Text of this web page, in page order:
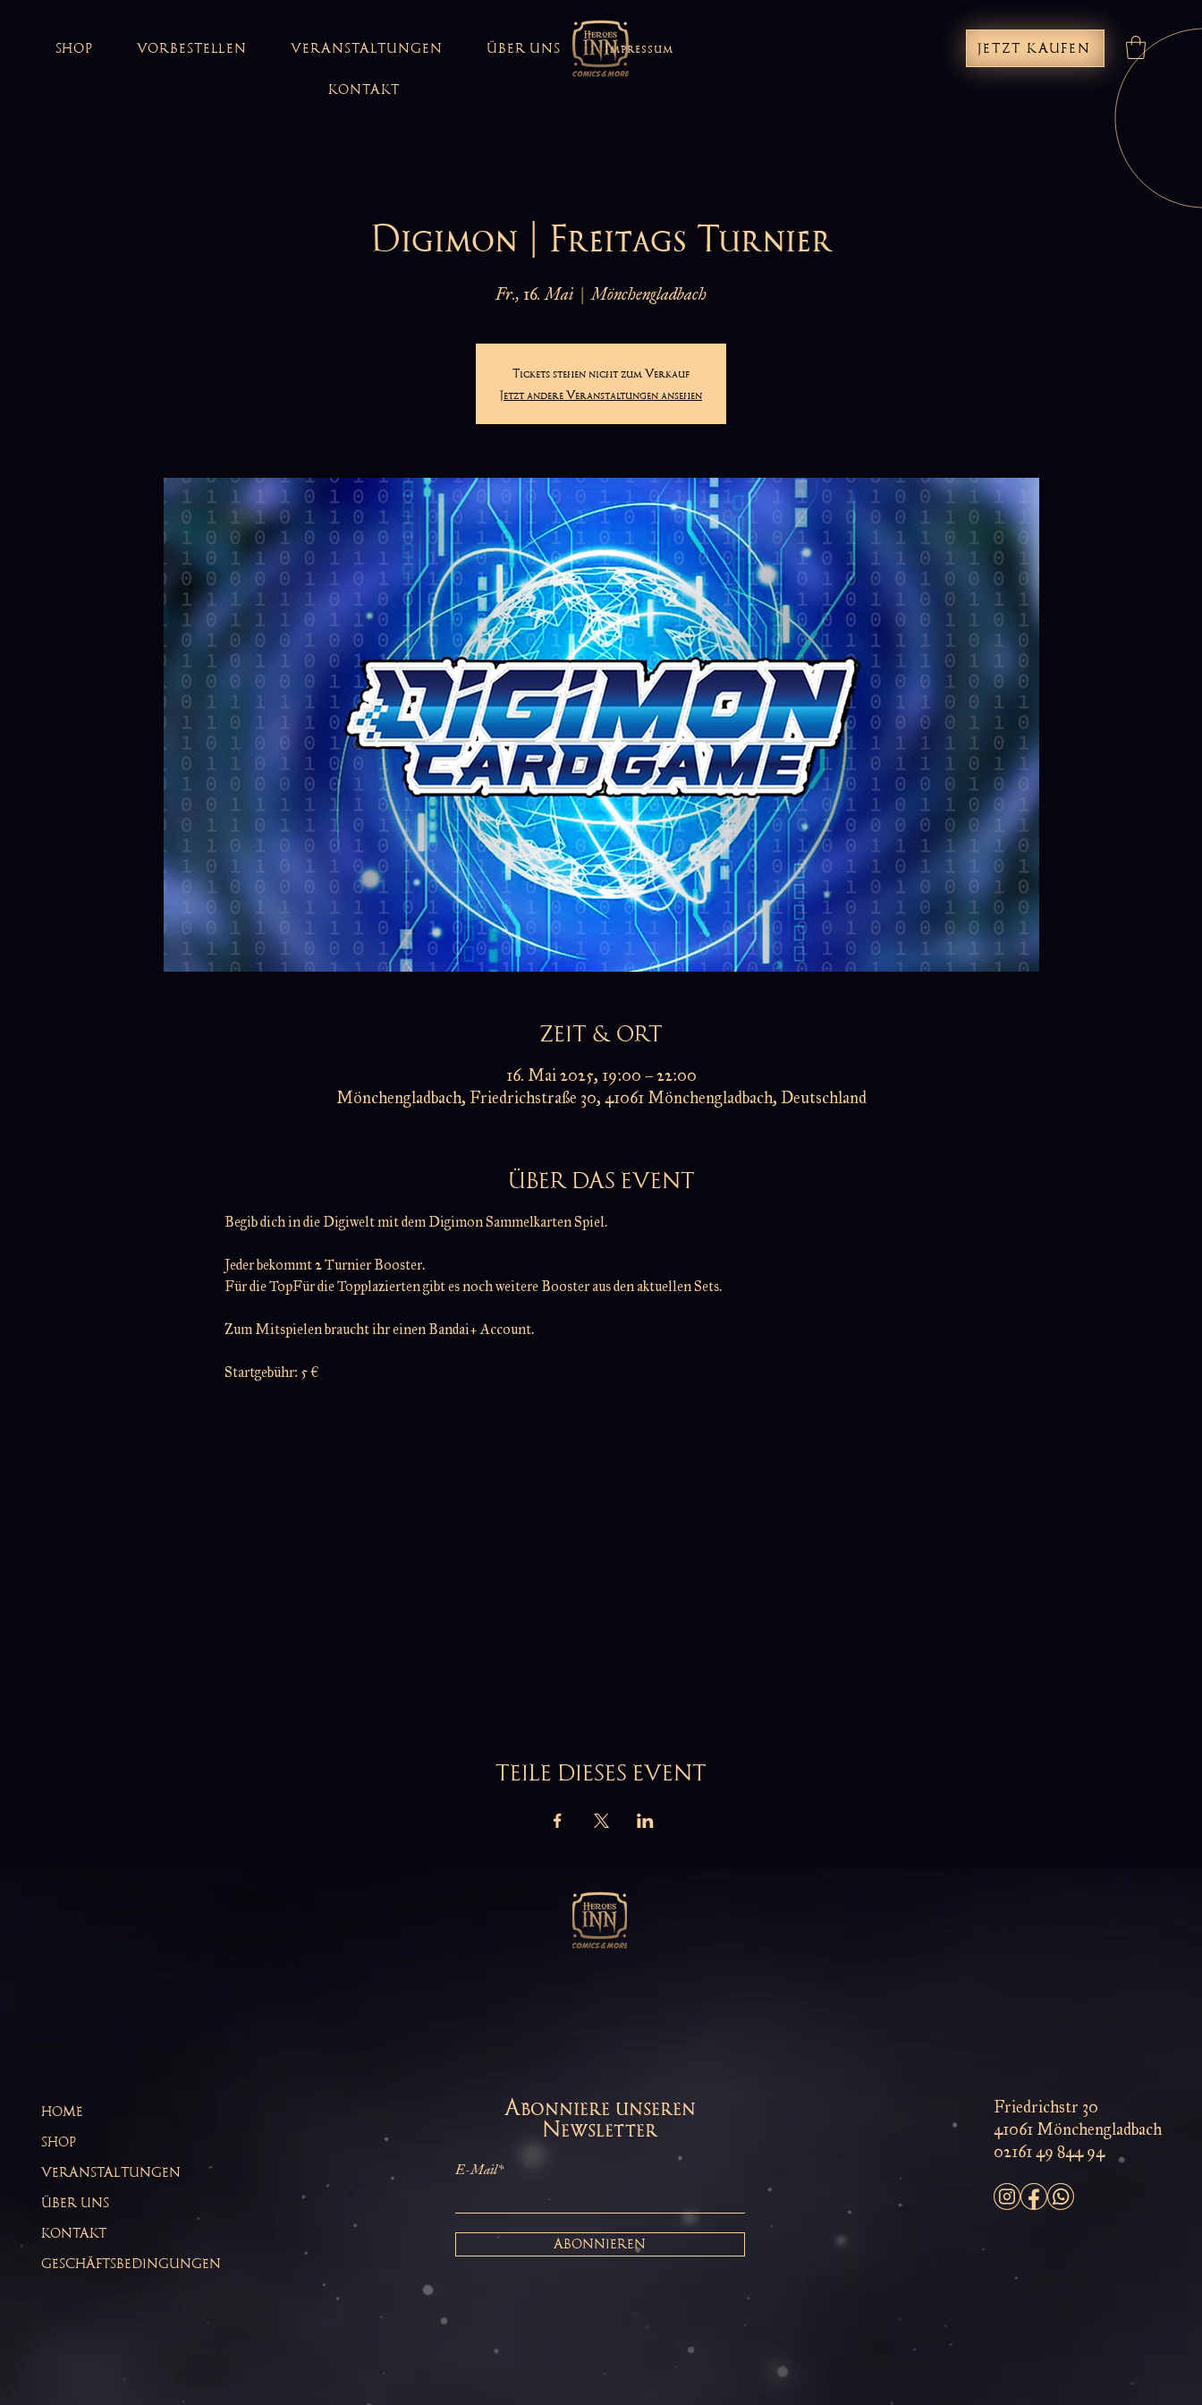
SHOP VORBESTELLEN VERANSTALTUNGEN ÜBER UNS Impressum
KONTAKT
JETZT KAUFEN
Digimon | Freitags Turnier
Fr., 16. Mai
  |
Mönchengladbach
Tickets stehen nicht zum Verkauf
Jetzt andere Veranstaltungen ansehen
ZEIT & ORT
16. Mai 2025, 19:00 – 22:00
Mönchengladbach, Friedrichstraße 30, 41061 Mönchengladbach, Deutschland
ÜBER DAS EVENT
Begib dich in die Digiwelt mit dem Digimon Sammelkarten Spiel.
Jeder bekommt 2 Turnier Booster.
Für die TopFür die Topplazierten gibt es noch weitere Booster aus den aktuellen Sets.
Zum Mitspielen braucht ihr einen Bandai+ Account.
Startgebühr: 5 €
TEILE DIESES EVENT
HOME
SHOP
VERANSTALTUNGEN
ÜBER UNS
KONTAKT
GESCHÄFTSBEDINGUNGEN
Abonniere unseren
Newsletter
E-Mail*
ABONNIEREN
Friedrichstr 30
41061 Mönchengladbach
02161 49 844 94